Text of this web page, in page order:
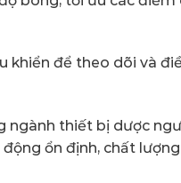
khiển để theo dõi và
ngành thiết bị dược
ổn định, chất